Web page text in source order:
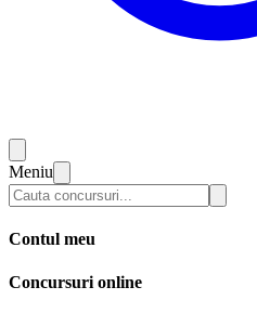
Meniu
Contul meu
Concursuri online